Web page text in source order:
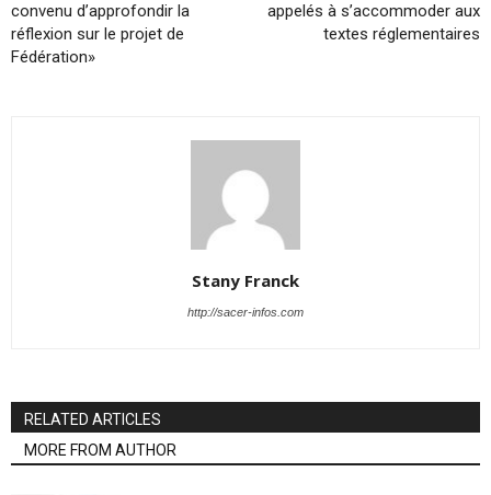
convenu d’approfondir la
réflexion sur le projet de
Fédération»
appelés à s’accommoder aux
textes réglementaires
Stany Franck
http://sacer-infos.com
RELATED ARTICLES
MORE FROM AUTHOR